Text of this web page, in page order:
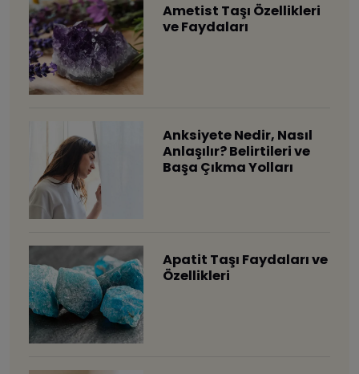
Ametist Taşı Özellikleri
ve Faydaları
Anksiyete Nedir, Nasıl
Anlaşılır? Belirtileri ve
Başa Çıkma Yolları
Apatit Taşı Faydaları ve
Özellikleri